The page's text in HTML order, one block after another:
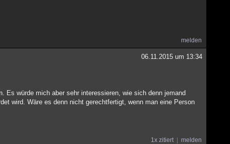
melden
06.11.2015 um 13:34
Es würde mich aber sehr interessieren, wie sich denn jemand
wird. Wäre es denn nicht gerechtfertigt, wenn man eine Person
1x zitiert melden